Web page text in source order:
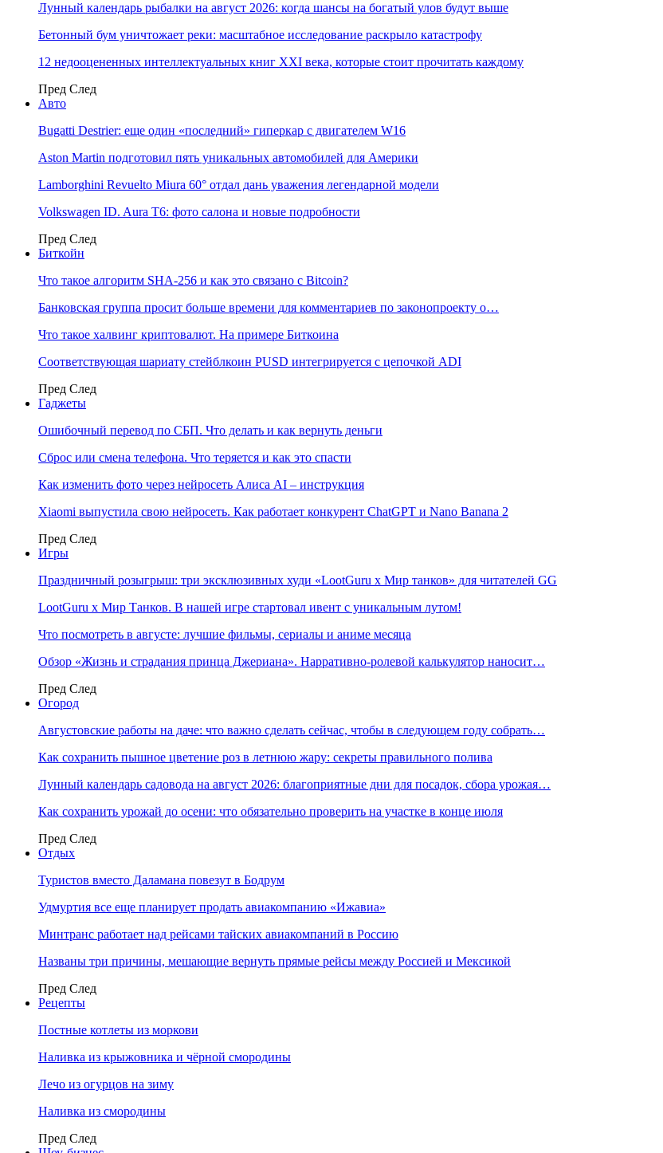
Лунный календарь рыбалки на август 2026: когда шансы на богатый улов будут выше
Бетонный бум уничтожает реки: масштабное исследование раскрыло катастрофу
12 недооцененных интеллектуальных книг XXI века, которые стоит прочитать каждому
Пред След
Авто
Bugatti Destrier: еще один «последний» гиперкар с двигателем W16
Aston Martin подготовил пять уникальных автомобилей для Америки
Lamborghini Revuelto Miura 60° отдал дань уважения легендарной модели
Volkswagen ID. Aura T6: фото салона и новые подробности
Пред След
Биткойн
Что такое алгоритм SHA-256 и как это связано с Bitcoin?
Банковская группа просит больше времени для комментариев по законопроекту о…
Что такое халвинг криптовалют. На примере Биткоина
Соответствующая шариату стейблкоин PUSD интегрируется с цепочкой ADI
Пред След
Гаджеты
Ошибочный перевод по СБП. Что делать и как вернуть деньги
Сброс или смена телефона. Что теряется и как это спасти
Как изменить фото через нейросеть Алиса AI – инструкция
Xiaomi выпустила свою нейросеть. Как работает конкурент ChatGPT и Nano Banana 2
Пред След
Игры
Праздничный розыгрыш: три эксклюзивных худи «LootGuru х Мир танков» для читателей GG
LootGuru x Мир Танков. В нашей игре стартовал ивент с уникальным лутом!
Что посмотреть в августе: лучшие фильмы, сериалы и аниме месяца
Обзор «Жизнь и страдания принца Джериана». Нарративно-ролевой калькулятор наносит…
Пред След
Огород
Августовские работы на даче: что важно сделать сейчас, чтобы в следующем году собрать…
Как сохранить пышное цветение роз в летнюю жару: секреты правильного полива
Лунный календарь садовода на август 2026: благоприятные дни для посадок, сбора урожая…
Как сохранить урожай до осени: что обязательно проверить на участке в конце июля
Пред След
Отдых
Туристов вместо Даламана повезут в Бодрум
Удмуртия все еще планирует продать авиакомпанию «Ижавиа»
Минтранс работает над рейсами тайских авиакомпаний в Россию
Названы три причины, мешающие вернуть прямые рейсы между Россией и Мексикой
Пред След
Рецепты
Постные котлеты из моркови
Наливка из крыжовника и чёрной смородины
Лечо из огурцов на зиму
Наливка из смородины
Пред След